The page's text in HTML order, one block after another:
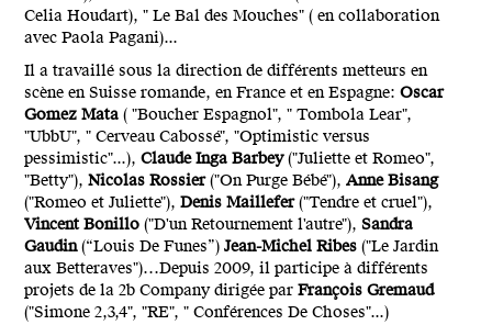
Celia Houdart), " Le Bal des Mouches" ( en collaboration
avec Paola Pagani)...
Il a travaillé sous la direction de différents metteurs en
scène en Suisse romande, en France et en Espagne:Oscar
Gomez Mata( "Boucher Espagnol", " Tombola Lear",
"UbbU", " Cerveau Cabossé", "Optimistic versus
pessimistic"...),Claude Inga Barbey("Juliette et Romeo",
"Betty"), Nicolas Rossier("On Purge Bébé"),Anne Bisang
("Romeo et Juliette"),Denis Maillefer("Tendre et cruel"),
Vincent Bonillo("D'un Retournement l'autre"),Sandra
Gaudin(“Louis De Funes”)Jean-Michel Ribes("Le Jardin
aux Betteraves")…Depuis 2009, il participe à différents
projets de la 2b Company dirigée parFrançois Gremaud
("Simone 2,3,4", "RE", " Conférences De Choses"...)